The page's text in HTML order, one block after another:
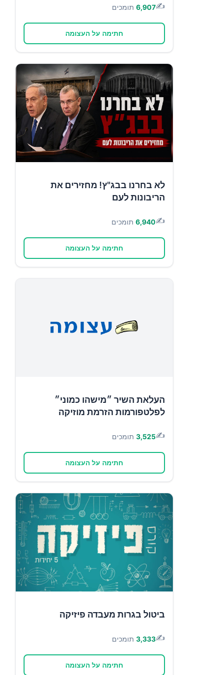
✍️
6,907 תומכים
חתימה על העצומה
לא בחרנו בבג"ץ! מחזירים את
הריבונות לעם
✍️
6,940 תומכים
חתימה על העצומה
העלאת השיר ״מישהו כמוני״
לפלטפורמות הזרמת מוזיקה
✍️
3,525 תומכים
חתימה על העצומה
ביטול בגרות מעבדה פיזיקה
✍️
3,333 תומכים
חתימה על העצומה